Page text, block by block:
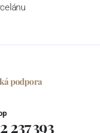
podpora
237 393